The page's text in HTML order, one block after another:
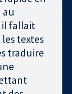
il fallait
textes
traduire